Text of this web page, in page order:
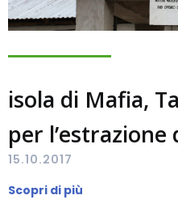
isola di Mafia,
per
15.10.2017
Scopri di più